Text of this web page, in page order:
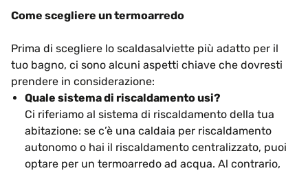
Come scegliere un termoarredo
Prima di scegliere lo scaldasalviette più adatto per il
tuo bagno, ci sono alcuni aspetti chiave che dovresti
prendere in considerazione:
Quale sistema di riscaldamento usi?
Ci riferiamo al sistema di riscaldamento della tua
abitazione: se c’è una caldaia per riscaldamento
autonomo o hai il riscaldamento centralizzato, puoi
optare per un termoarredo ad acqua. Al contrario,